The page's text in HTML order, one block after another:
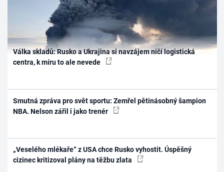
Válka skladů: Rusko a Ukrajina si navzájem ničí logistická
centra, k míru to ale nevede
Smutná zpráva pro svět sportu: Zemřel pětinásobný šampion
NBA. Nelson zářil i jako trenér
„Veselého mlékaře“ z USA chce Rusko vyhostit. Úspěšný
cizinec kritizoval plány na těžbu zlata